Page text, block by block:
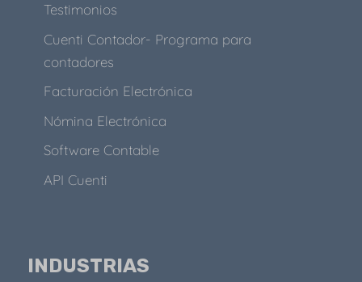
Testimonios
Cuenti Contador- Programa para
contadores
Facturación Electrónica
Nómina Electrónica
Software Contable
API Cuenti
INDUSTRIAS